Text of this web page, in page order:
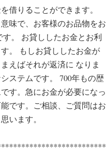
借りることができます。
味で、お客様のお品物をお
。 お貸ししたお金とお利
。 もしお貸ししたお金が
えばそれが返済に なりま
ステムです。 700年もの歴
す。急にお金が必要になっ
です。ご相談、ご質問はお
います。